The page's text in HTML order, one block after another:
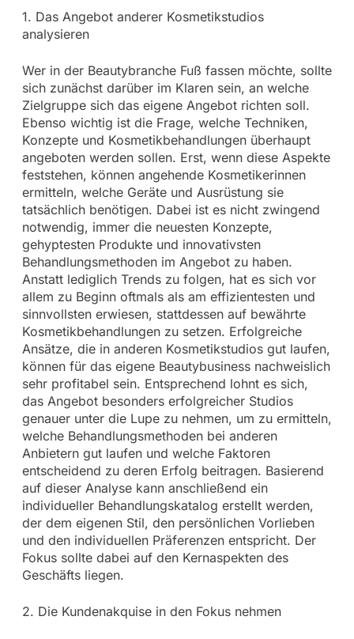
1. Das Angebot anderer Kosmetikstudios
analysieren
Wer in der Beautybranche Fuß fassen möchte, sollte
sich zunächst darüber im Klaren sein, an welche
Zielgruppe sich das eigene Angebot richten soll.
Ebenso wichtig ist die Frage, welche Techniken,
Konzepte und Kosmetikbehandlungen überhaupt
angeboten werden sollen. Erst, wenn diese Aspekte
feststehen, können angehende Kosmetikerinnen
ermitteln, welche Geräte und Ausrüstung sie
tatsächlich benötigen. Dabei ist es nicht zwingend
notwendig, immer die neuesten Konzepte,
gehyptesten Produkte und innovativsten
Behandlungsmethoden im Angebot zu haben.
Anstatt lediglich Trends zu folgen, hat es sich vor
allem zu Beginn oftmals als am effizientesten und
sinnvollsten erwiesen, stattdessen auf bewährte
Kosmetikbehandlungen zu setzen. Erfolgreiche
Ansätze, die in anderen Kosmetikstudios gut laufen,
können für das eigene Beautybusiness nachweislich
sehr profitabel sein. Entsprechend lohnt es sich,
das Angebot besonders erfolgreicher Studios
genauer unter die Lupe zu nehmen, um zu ermitteln,
welche Behandlungsmethoden bei anderen
Anbietern gut laufen und welche Faktoren
entscheidend zu deren Erfolg beitragen. Basierend
auf dieser Analyse kann anschließend ein
individueller Behandlungskatalog erstellt werden,
der dem eigenen Stil, den persönlichen Vorlieben
und den individuellen Präferenzen entspricht. Der
Fokus sollte dabei auf den Kernaspekten des
Geschäfts liegen.
2. Die Kundenakquise in den Fokus nehmen